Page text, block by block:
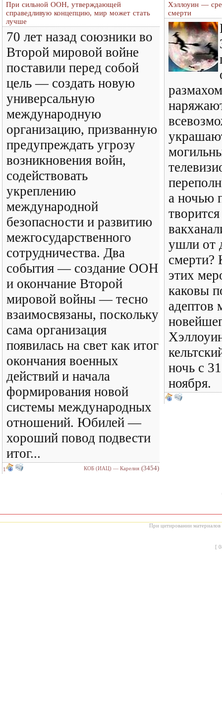
При сильной ООН, утверждающей
справедливую концепцию, мир может стать
лучше
70 лет назад союзники во
Второй мировой войне
поставили перед собой
цель — создать новую
универсальную
международную
организацию, призванную
предупреждать угрозу
возникновения войн,
содействовать
укреплению
международной
безопасности и развитию
межгосударственного
сотрудничества. Два
события — создание ООН
и окончание Второй
мировой войны — тесно
взаимосвязаны, поскольку
сама организация
появилась на свет как итог
окончания военных
действий и начала
формирования новой
системы международных
отношений. Юбилей —
хороший повод подвести
итог...
1 КОБ (ИАЦ) — Карелия (3454)
Хэллоуин —
смерти
а ночью
ушли от
смерти?
этих
каковы
адептов
ночь с
ноября.
При цитировании материалов
[